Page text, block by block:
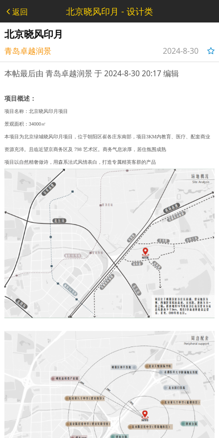
返回 北京晓风印月 - 设计类
北京晓风印月
青岛卓越润景
2024-8-30
18:39:57
本帖最后由 青岛卓越润景 于 2024-8-30 20:17 编辑
项目概述：
项目名称：北京晓风印月项目
景观面积：34000㎡
本项目为北京绿城晓风印月项目，位于朝阳区崔各庄东南部，项目3KM内教育、医疗、配套商业
资源充沛。且临近望京商务区及 798 艺术区。商务气息浓厚，居住氛围成熟
项目以自然精奢做诗，用森系法式风情表白，打造专属精英客群的产品